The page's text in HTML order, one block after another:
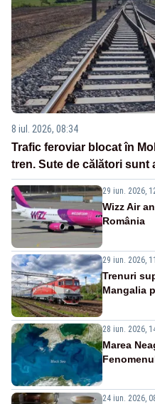
8 iul. 2026, 08:34
Trafic feroviar blocat în
tren. Sute de călători sunt
29 iun. 2026,
Wizz Air
România
29 iun. 2026,
Trenuri
Mangalia
28 iun. 2026,
Marea
24 iun. 2026,